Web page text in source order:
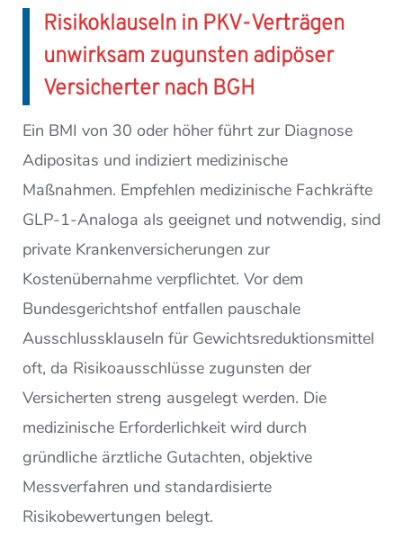
Risikoklauseln in PKV-Verträgen
unwirksam zugunsten adipöser
Versicherter nach BGH
Ein BMI von 30 oder höher führt zur Diagnose
Adipositas und indiziert medizinische
Maßnahmen. Empfehlen medizinische Fachkräfte
GLP-1-Analoga als geeignet und notwendig, sind
private Krankenversicherungen zur
Kostenübernahme verpflichtet. Vor dem
Bundesgerichtshof entfallen pauschale
Ausschlussklauseln für Gewichtsreduktionsmittel
oft, da Risiko­ausschlüsse zugunsten der
Versicherten streng ausgelegt werden. Die
medizinische Erforderlichkeit wird durch
gründliche ärztliche Gutachten, objektive
Messverfahren und standardisierte
Risikobewertungen belegt.